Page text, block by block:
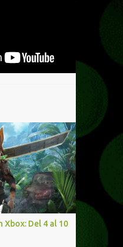
Xbox: Del 4 al 10